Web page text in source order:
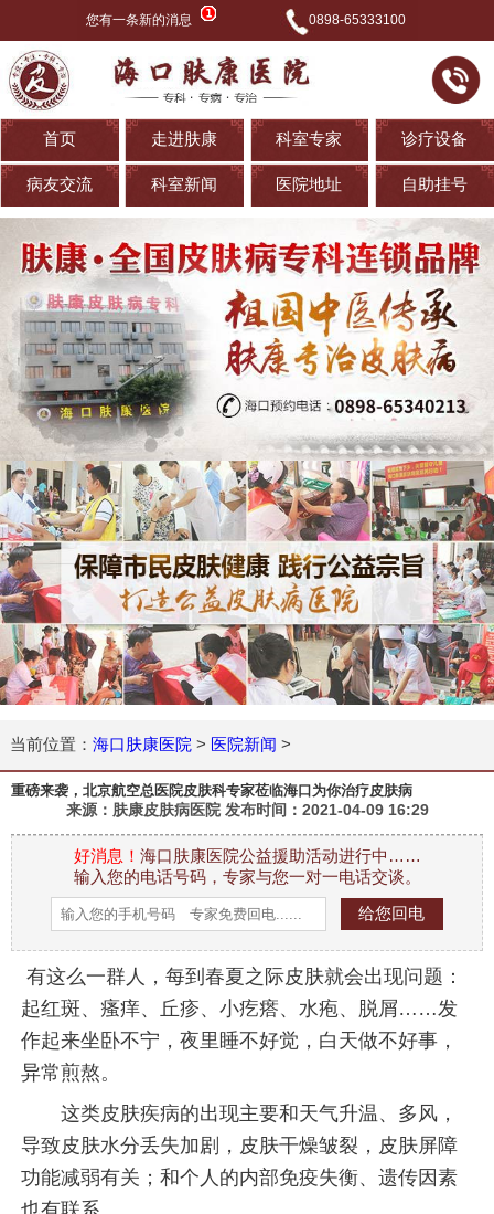
您有一条新的消息 0898-65333100
首页 走进肤康 科室专家 诊疗设备
病友交流 科室新闻 医院地址 自助挂号
当前位置： 海口肤康医院 > 医院新闻 >
重磅来袭，北京航空总医院皮肤科专家莅临海口为你治疗皮肤病
来源：肤康皮肤病医院 发布时间： 2021-04-09 16:29
好消息！ 海口肤康医院公益援助活动进行中……
输入您的电话号码，专家与您一对一电话交谈。
有这么一群人，每到春夏之际皮肤就会出现问题：
起红斑、瘙痒、丘疹、小疙瘩、水疱、脱屑……发
作起来坐卧不宁，夜里睡不好觉，白天做不好事，
异常煎熬。
这类皮肤疾病的出现主要和天气升温、多风，
导致皮肤水分丢失加剧，皮肤干燥皱裂，皮肤屏障
功能减弱有关；和个人的内部免疫失衡、遗传因素